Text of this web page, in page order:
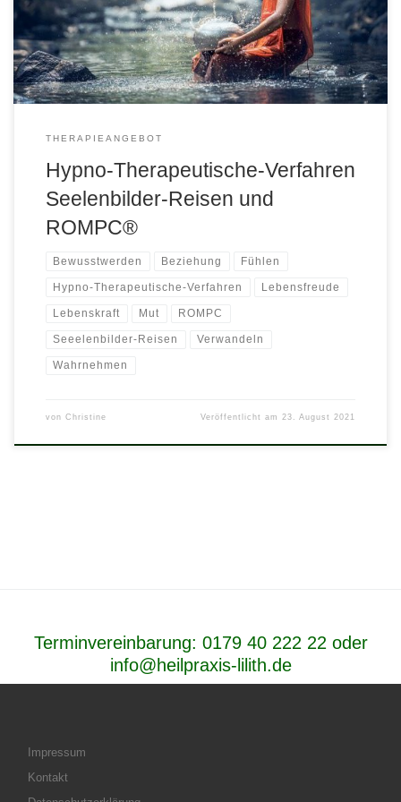
Therapie werden Sie in eine Trance versetzt, bleiben aber
bewusst und ansprechbar. Sie eignet sich besonders, um die
Belastungen chronischer […]
THERAPIEANGEBOT
Hypno-Therapeutische-Verfahren
Seelenbilder-Reisen und
ROMPC®
Bewusstwerden Beziehung Fühlen
Hypno-Therapeutische-Verfahren Lebensfreude
Lebenskraft Mut ROMPC
Seeelenbilder-Reisen Verwandeln
Wahrnehmen
von Christine Veröffentlicht am 23. August 2021
Terminvereinbarung: 0179 40 222 22 oder
info@heilpraxis-lilith.de
Impressum
Kontakt